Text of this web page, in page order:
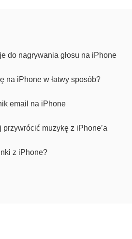
użytkownicy Android mogą swobodnie
aplikacjach iOS na swoim telefonie, zaś
zobaczyć aplikacje Android w akcji na
zawarliśmy instrukcję obsługi aplikacji
do nagrywania głosu na iPhone
na iPhone w łatwy sposób?
email na iPhone
muzykę z iPhone’a
z iPhone?